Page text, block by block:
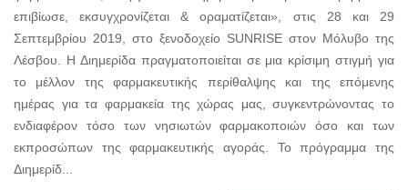
επιβίωσε, εκσυγχρονίζεται & οραματίζεται», στις 28 και 29
Σεπτεμβρίου 2019, στο ξενοδοχείο SUNRISE στον Μόλυβο της
Λέσβου. Η Διημερίδα πραγματοποιείται σε μια κρίσιμη στιγμή για
το μέλλον της φαρμακευτικής περίθαλψης και της επόμενης
ημέρας για τα φαρμακεία της χώρας μας, συγκεντρώνοντας το
ενδιαφέρον τόσο των νησιωτών φαρμακοποιών όσο και των
εκπροσώπων της φαρμακευτικής αγοράς. Το πρόγραμμα της
Διημερίδ...